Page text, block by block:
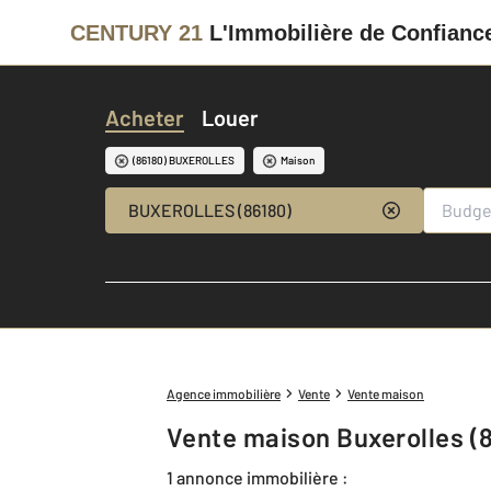
CENTURY 21 L'Immobilière de
Acheter Louer
(86180) BUXEROLLES Maison
BUXEROLLES (86180)
Agence immobilière Vente Vente maison
Vente maison Buxerolles
1 annonce immobilière :